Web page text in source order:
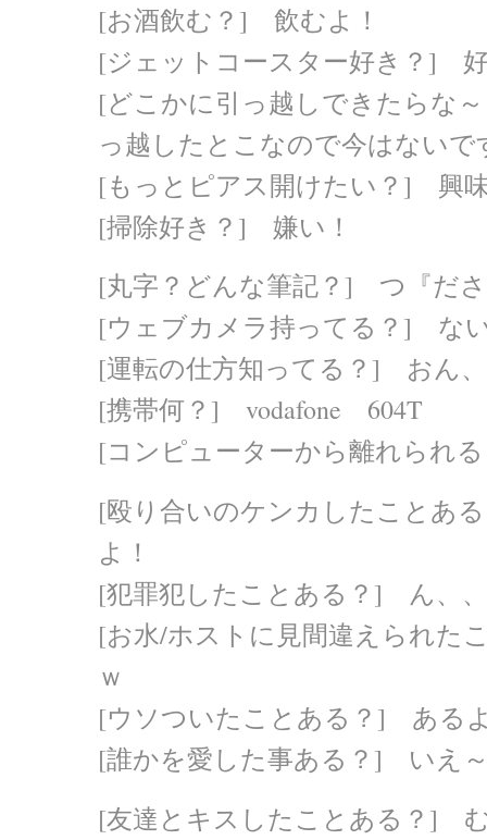
[お酒飲む？] 飲むよ！
[ジェットコースター好き？]
[どこかに引っ越しできたらな
っ越したとこなので今はないで
[もっとピアス開けたい？] 興
[掃除好き？] 嫌い！
[丸字？どんな筆記？] つ『だ
[ウェブカメラ持ってる？] な
[運転の仕方知ってる？] おん
[携帯何？] vodafone 604T
[コンピューターから離れられ
[殴り合いのケンカしたことあ
よ！
[犯罪犯したことある？] ん、
[お水/ホストに見間違えられ
ｗ
[ウソついたことある？] ある
[誰かを愛した事ある？] いえ
[友達とキスしたことある？]